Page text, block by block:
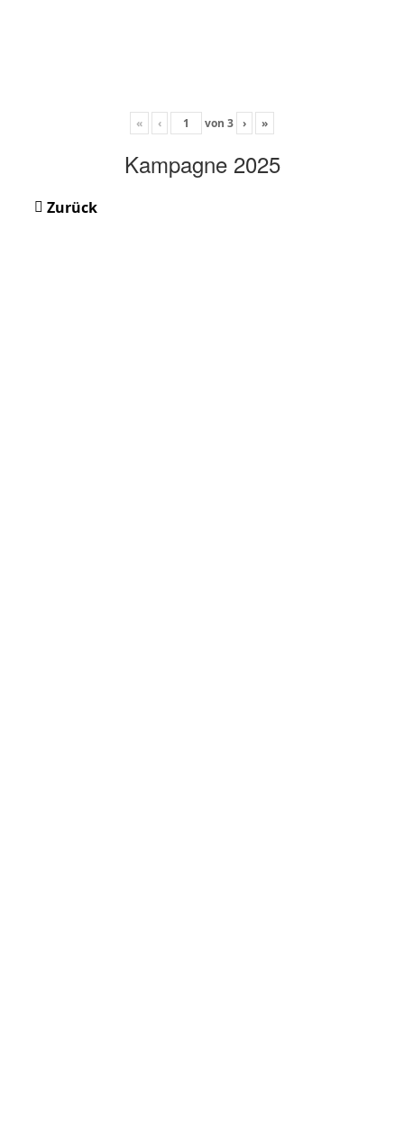
« ‹ von 3 › »
Kampagne 2025
Zurück